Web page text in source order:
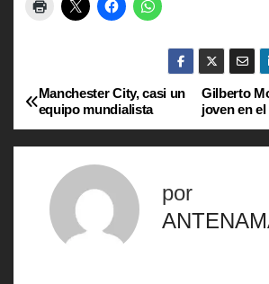
N
a
Gilberto
joven en
Manchester City, casi un
equipo mundialista
por